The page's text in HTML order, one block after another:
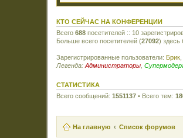
КТО СЕЙЧАС НА КОНФЕРЕНЦИИ
Всего 688 посетителей :: 10
Больше всего посетителей (27092) здесь
Зарегистрированные пользователи: Брик
Легенда: Администраторы
СТАТИСТИКА
Всего сообщений: 1551137 • Всего тем:
На главную Список форумов